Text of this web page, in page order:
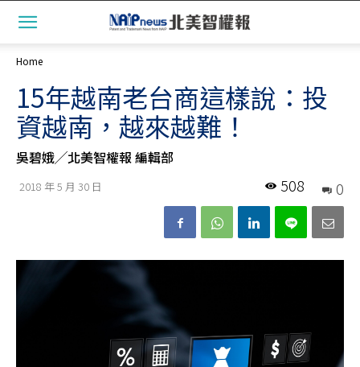
Home
15年越南老台商這樣說：投
資越南，越來越難！
吳碧娥╱北美智權報 編輯部
2018 年 5 月 30 日 0
508